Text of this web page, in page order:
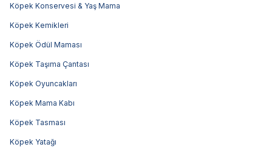
Köpek Konservesi & Yaş Mama
Köpek Kemikleri
Köpek Ödül Maması
Köpek Taşıma Çantası
Köpek Oyuncakları
Köpek Mama Kabı
Köpek Tasması
Köpek Yatağı